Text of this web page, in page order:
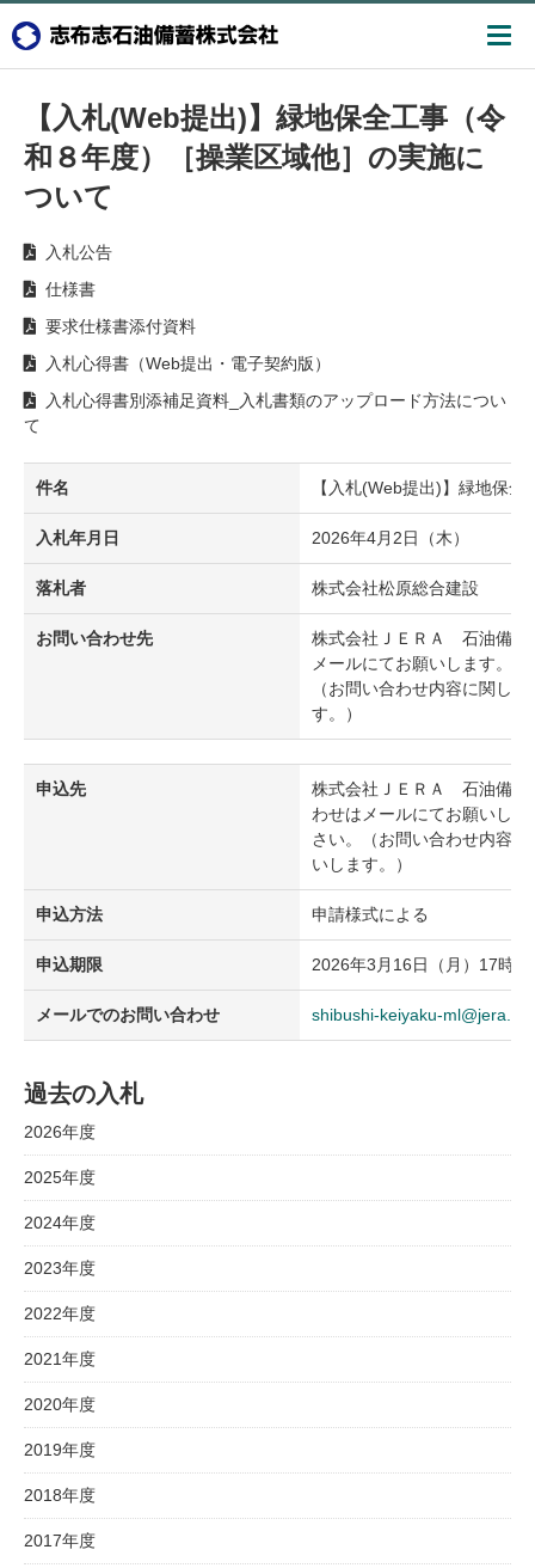
【入札(Web提出)】緑地保全工事（令
和８年度）［操業区域他］の実施に
ついて
入札公告
仕様書
要求仕様書添付資料
入札心得書（Web提出・電子契約版）
入札心得書別添補足資料_入札書類のアップロード方法につい
て
件名 【入札(Web提出)】緑地保
入札年月日 2026年4月2日（木）
落札者 株式会社松原総合建設
お問い合わせ先
株式会社ＪＥＲＡ 石油備
メールにてお願いします。
（お問い合わせ内容に関し
す。）
申込先
株式会社ＪＥＲＡ 石油備
わせはメールにてお願いし
さい。（お問い合わせ内容
いします。）
申込方法 申請様式による
申込期限 2026年3月16日（月）17時ま
メールでのお問い合わせ shibushi-keiyaku-
過去の入札
2026年度
2025年度
2024年度
2023年度
2022年度
2021年度
2020年度
2019年度
2018年度
2017年度